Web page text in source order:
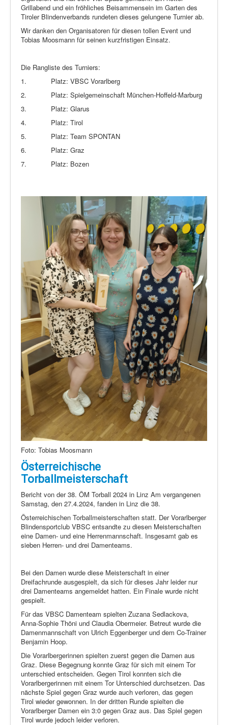
Grillabend und ein fröhliches Beisammensein im Garten des
Tiroler Blindenverbands rundeten dieses gelungene Turnier ab.
Wir danken den Organisatoren für diesen tollen Event und
Tobias Moosmann für seinen kurzfristigen Einsatz.
Die Rangliste des Turniers:
1.
Platz: VBSC Vorarlberg
2.
Platz: Spielgemeinschaft München-Hoffeld-Marburg
3.
Platz: Glarus
4.
Platz: Tirol
5.
Platz: Team SPONTAN
6.
Platz: Graz
7.
Platz: Bozen
Foto: Tobias Moosmann
Österreichische
Torballmeisterschaft
Bericht von der 38. ÖM Torball 2024 in Linz Am vergangenen
Samstag, den 27.4.2024, fanden in Linz die 38.
Österreichischen Torballmeisterschaften statt. Der Vorarlberger
Blindensportclub VBSC entsandte zu diesen Meisterschaften
eine Damen- und eine Herrenmannschaft. Insgesamt gab es
sieben Herren- und drei Damenteams.
Bei den Damen wurde diese Meisterschaft in einer
Dreifachrunde ausgespielt, da sich für dieses Jahr leider nur
drei Damenteams angemeldet hatten. Ein Finale wurde nicht
gespielt.
Für das VBSC Damenteam spielten Zuzana Sedlackova,
Anna-Sophie Thöni und Claudia Obermeier. Betreut wurde die
Damenmannschaft von Ulrich Eggenberger und dem Co-Trainer
Benjamin Hoop.
Die Vorarlbergerinnen spielten zuerst gegen die Damen aus
Graz. Diese Begegnung konnte Graz für sich mit einem Tor
unterschied entscheiden. Gegen Tirol konnten sich die
Vorarlbergerinnen mit einem Tor Unterschied durchsetzen. Das
nächste Spiel gegen Graz wurde auch verloren, das gegen
Tirol wieder gewonnen. In der dritten Runde spielten die
Vorarlberger Damen ein 3:0 gegen Graz aus. Das Spiel gegen
Tirol wurde jedoch leider verloren.